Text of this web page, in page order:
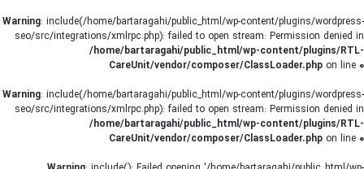
Warning: include(/home/bartaragahi/public_html/wp-content/plugins/wordpress-
seo/src/integrations/xmlrpc.php): failed to open stream: Permission denied in
/home/bartaragahi/public_html/wp-content/plugins/RTL-
CareUnit/vendor/composer/ClassLoader.php on line 0
Warning: include(/home/bartaragahi/public_html/wp-content/plugins/wordpress-
seo/src/integrations/xmlrpc.php): failed to open stream: Permission denied in
/home/bartaragahi/public_html/wp-content/plugins/RTL-
CareUnit/vendor/composer/ClassLoader.php on line 0